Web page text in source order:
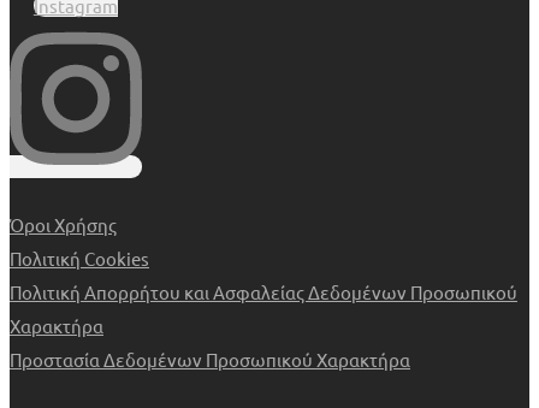
Instagram
Όροι Χρήσης
Πολιτική Cookies
Πολιτική Απορρήτου και Ασφαλείας Δεδομένων Προσωπικού
Χαρακτήρα
Προστασία Δεδομένων Προσωπικού Χαρακτήρα